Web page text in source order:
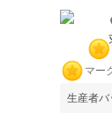
マー
生産者バ